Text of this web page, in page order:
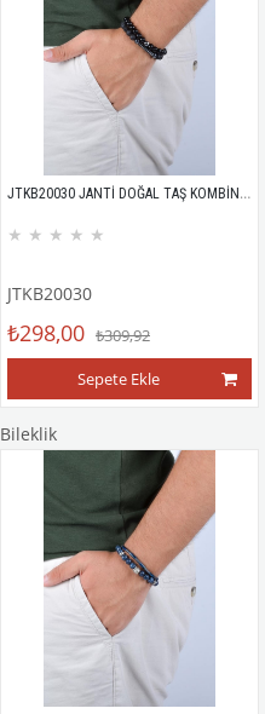
JTKB20030 JANTİ DOĞAL TAŞ KOMBİN BİLEKLİK
★ ★ ★ ★ ★
JTKB20030
₺298,00 ₺309,92
Sepete Ekle
Bileklik